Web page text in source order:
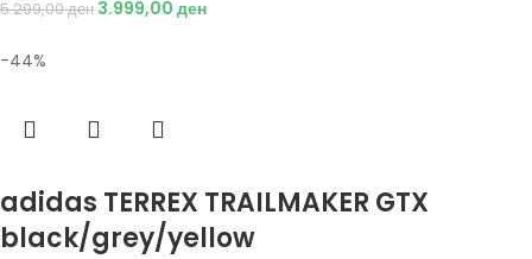
5.299,00ден 3.999,00 ден
-44%
adidas TERREX TRAILMAKER GTX
black/grey/yellow